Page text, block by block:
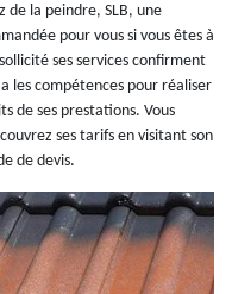
de la peindre, SLB, une
pour vous si vous êtes à
ses services confirment
les compétences pour réaliser
de ses prestations. Vous
ses tarifs en visitant son
de devis.